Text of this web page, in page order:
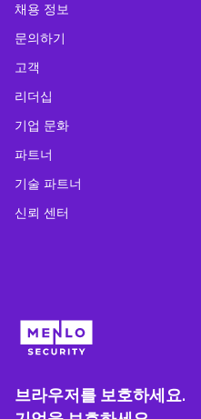
채용 정보
문의하기
고객
리더십
기업 문화
파트너
기술 파트너
신뢰 센터
브라우저를 보호하세요.